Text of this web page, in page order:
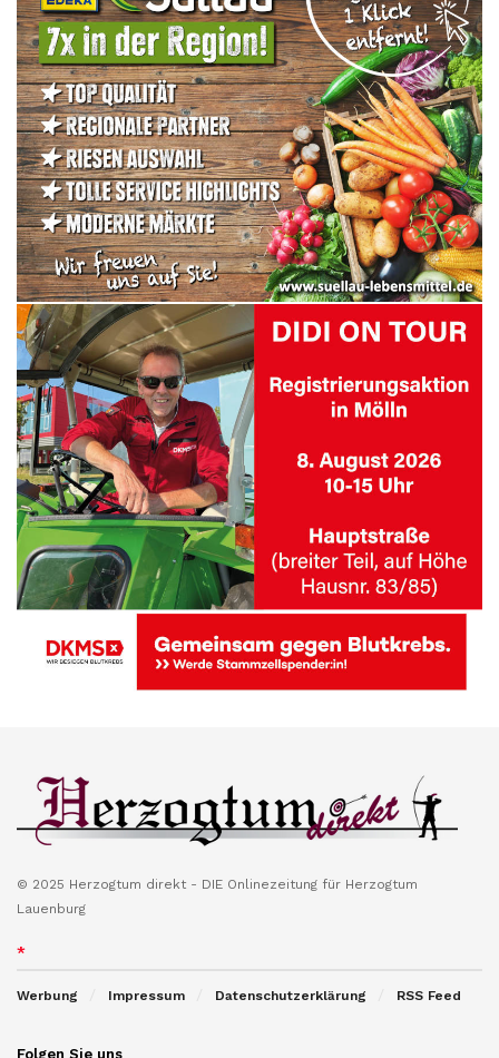
© 2025 Herzogtum direkt - DIE Onlinezeitung für Herzogtum
Lauenburg
*
Werbung Impressum Datenschutzerklärung RSS Feed
Folgen Sie uns